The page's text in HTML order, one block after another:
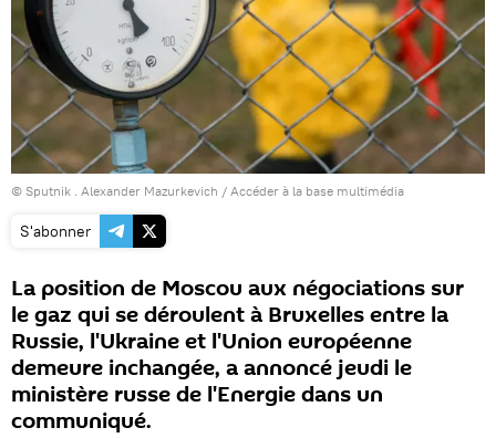
© Sputnik . Alexander Mazurkevich / Accéder à la base multimédia
S'abonner
La position de Moscou aux négociations sur
le gaz qui se déroulent à Bruxelles entre la
Russie, l'Ukraine et l'Union européenne
demeure inchangée, a annoncé jeudi le
ministère russe de l'Energie dans un
communiqué.